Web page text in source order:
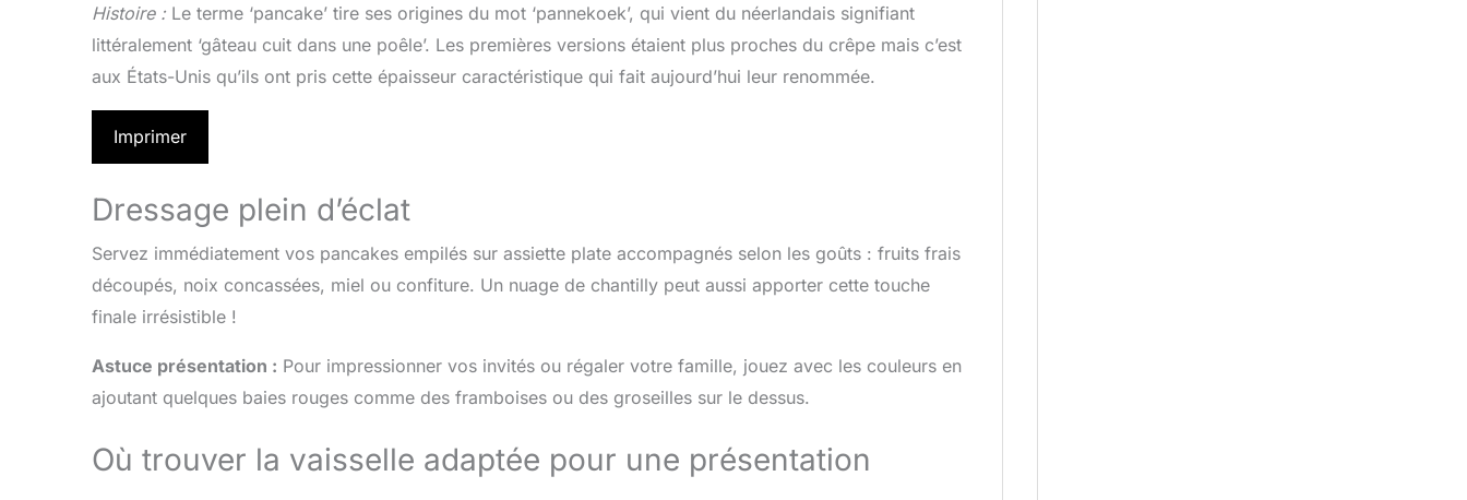
Histoire : Le terme ‘pancake’ tire ses origines du mot ‘pannekoek’, qui vient du néerlandais signifiant
littéralement ‘gâteau cuit dans une poêle’. Les premières versions étaient plus proches du crêpe mais c’est
aux États-Unis qu’ils ont pris cette épaisseur caractéristique qui fait aujourd’hui leur renommée.
Imprimer
Dressage plein d’éclat
Servez immédiatement vos pancakes empilés sur assiette plate accompagnés selon les goûts : fruits frais
découpés, noix concassées, miel ou confiture. Un nuage de chantilly peut aussi apporter cette touche
finale irrésistible !
Astuce présentation : Pour impressionner vos invités ou régaler votre famille, jouez avec les couleurs en
ajoutant quelques baies rouges comme des framboises ou des groseilles sur le dessus.
Où trouver la vaisselle adaptée pour une présentation